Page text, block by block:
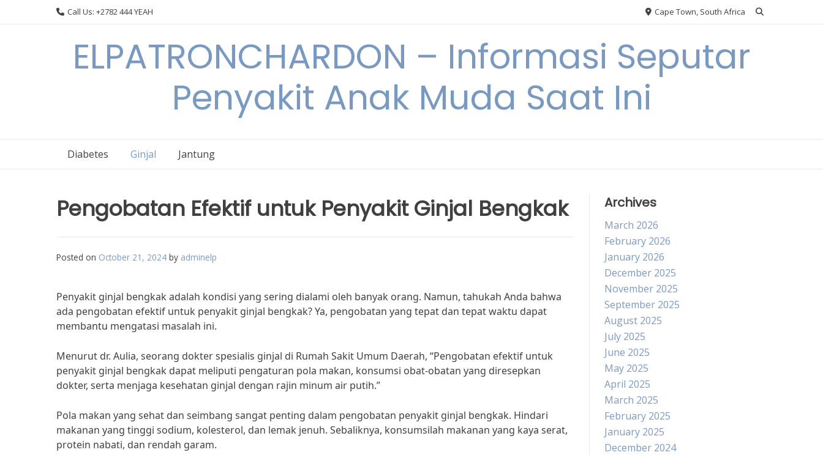
Call Us: +2782 444 YEAH Cape Town, South Africa
ELPATRONCHARDON – Informasi Seputar
Penyakit Anak Muda Saat Ini
Diabetes Ginjal Jantung
Pengobatan Efektif untuk Penyakit Ginjal Bengkak
Posted on October 21, 2024 by adminelp
Penyakit ginjal bengkak adalah kondisi yang sering dialami oleh banyak orang. Namun, tahukah Anda bahwa
ada pengobatan efektif untuk penyakit ginjal bengkak? Ya, pengobatan yang tepat dan tepat waktu dapat
membantu mengatasi masalah ini.
Menurut dr. Aulia, seorang dokter spesialis ginjal di Rumah Sakit Umum Daerah, “Pengobatan efektif untuk
penyakit ginjal bengkak dapat meliputi pengaturan pola makan, konsumsi obat-obatan yang diresepkan
dokter, serta menjaga kesehatan ginjal dengan rajin minum air putih.”
Pola makan yang sehat dan seimbang sangat penting dalam pengobatan penyakit ginjal bengkak. Hindari
makanan yang tinggi sodium, kolesterol, dan lemak jenuh. Sebaliknya, konsumsilah makanan yang kaya serat,
protein nabati, dan rendah garam.
Archives
March 2026
February 2026
January 2026
December 2025
November 2025
September 2025
August 2025
July 2025
June 2025
May 2025
April 2025
March 2025
February 2025
January 2025
December 2024